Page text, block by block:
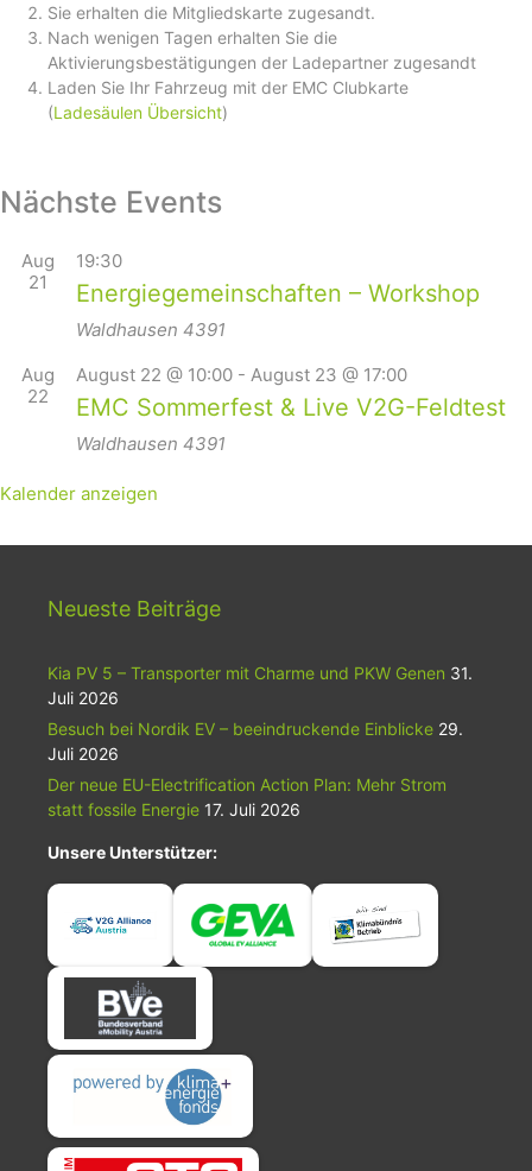
Sie erhalten die Mitgliedskarte zugesandt.
Nach wenigen Tagen erhalten Sie die
Aktivierungsbestätigungen der Ladepartner zugesandt
Laden Sie Ihr Fahrzeug mit der EMC Clubkarte
(Ladesäulen Übersicht)
Nächste Events
Aug
21
19:30
Energiegemeinschaften – Workshop
Waldhausen 4391
Aug
22
August 22 @ 10:00 - August 23 @ 17:00
EMC Sommerfest & Live V2G-Feldtest
Waldhausen 4391
Kalender anzeigen
Neueste Beiträge
Kia PV 5 – Transporter mit Charme und PKW Genen 31.
Juli 2026
Besuch bei Nordik EV – beeindruckende Einblicke 29.
Juli 2026
Der neue EU-Electrification Action Plan: Mehr Strom
statt fossile Energie 17. Juli 2026
Unsere Unterstützer: